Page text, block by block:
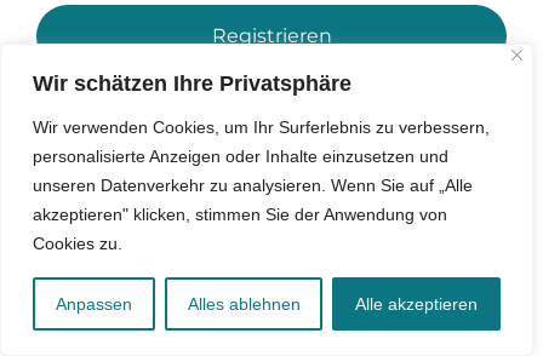
Wir schätzen Ihre Privatsphäre
Wir verwenden Cookies, um Ihr Surferlebnis zu verbessern,
personalisierte Anzeigen oder Inhalte einzusetzen und
unseren Datenverkehr zu analysieren. Wenn Sie auf „Alle
akzeptieren" klicken, stimmen Sie der Anwendung von
Cookies zu.
Anpassen Alles ablehnen Alle akzeptieren
Datenschutzerklärung.
DOSSIER